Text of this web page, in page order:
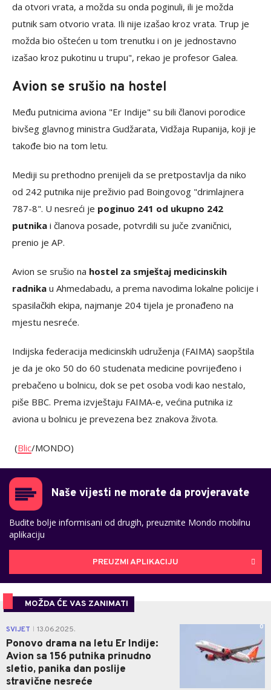
da otvori vrata, a možda su onda poginuli, ili je možda
putnik sam otvorio vrata. Ili nije izašao kroz vrata. Trup je
možda bio oštećen u tom trenutku i on je jednostavno
izašao kroz pukotinu u trupu", rekao je profesor Galea.
Avion se srušio na hostel
Među putnicima aviona "Er Indije" su bili članovi porodice
bivšeg glavnog ministra Gudžarata, Vidžaja Rupanija, koji je
takođe bio na tom letu.
Mediji su prethodno prenijeli da se pretpostavlja da niko
od 242 putnika nije preživio pad Boingovog "drimlajnera
787-8". U nesreći je poginuo 241 od ukupno 242
putnika i članova posade, potvrdili su juče zvaničnici,
prenio je AP.
Avion se srušio na hostel za smještaj medicinskih
radnika u Ahmedabadu, a prema navodima lokalne policije i
spasilačkih ekipa, najmanje 204 tijela je pronađeno na
mjestu nesreće.
Indijska federacija medicinskih udruženja (FAIMA) saopštila
je da je oko 50 do 60 studenata medicine povrijeđeno i
prebačeno u bolnicu, dok se pet osoba vodi kao nestalo,
piše BBC. Prema izvještaju FAIMA-e, većina putnika iz
aviona u bolnicu je prevezena bez znakova života.
(Blic/MONDO)
Naše vijesti ne morate da provjeravate
Budite bolje informisani od drugih, preuzmite Mondo mobilnu
aplikaciju
PREUZMI APLIKACIJU
MOŽDA ĆE VAS ZANIMATI
SVIJET 13.06.2025.
Ponovo drama na letu Er Indije:
Avion sa 156 putnika prinudno
sletio, panika dan poslije
stravične nesreće
0